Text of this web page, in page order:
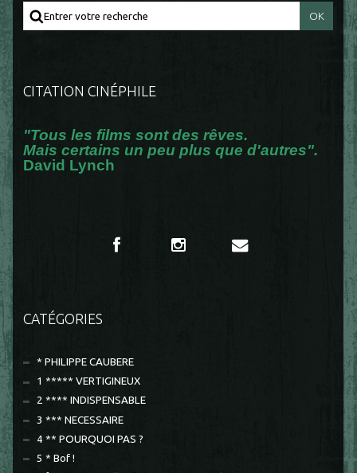
CITATION CINÉPHILE
"Tous les films sont des rêves.
Mais certains un peu plus que d'autres".
David Lynch
CATÉGORIES
* PHILIPPE CAUBERE
1 ***** VERTIGINEUX
2 **** INDISPENSABLE
3 *** NECESSAIRE
4 ** POURQUOI PAS ?
5 * Bof !